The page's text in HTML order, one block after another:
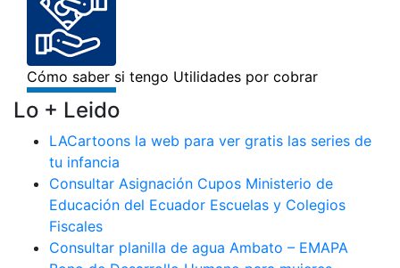
Lo + Leido
LACartoons la web para ver gratis las series de
tu infancia
Consultar Asignación Cupos Ministerio de
Educación del Ecuador Escuelas y Colegios
Fiscales
Consultar planilla de agua Ambato – EMAPA